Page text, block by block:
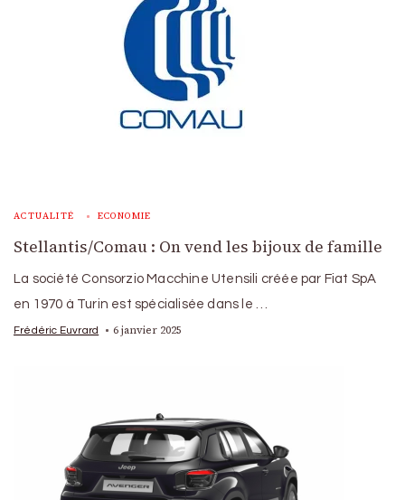
ACTUALITÉ ECONOMIE
Stellantis/Comau : On vend les bijoux de famille
La société Consorzio Macchine Utensili créée par Fiat SpA
en 1970 à Turin est spécialisée dans le …
Frédéric Euvrard 6 janvier 2025